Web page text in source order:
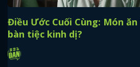
Điều Ước Cuối Cùng: Món
bàn tiệc kinh dị?